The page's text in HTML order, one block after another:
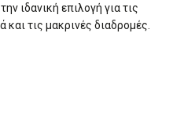
ιδανική επιλογή για τις
τις μακρινές διαδρομές.